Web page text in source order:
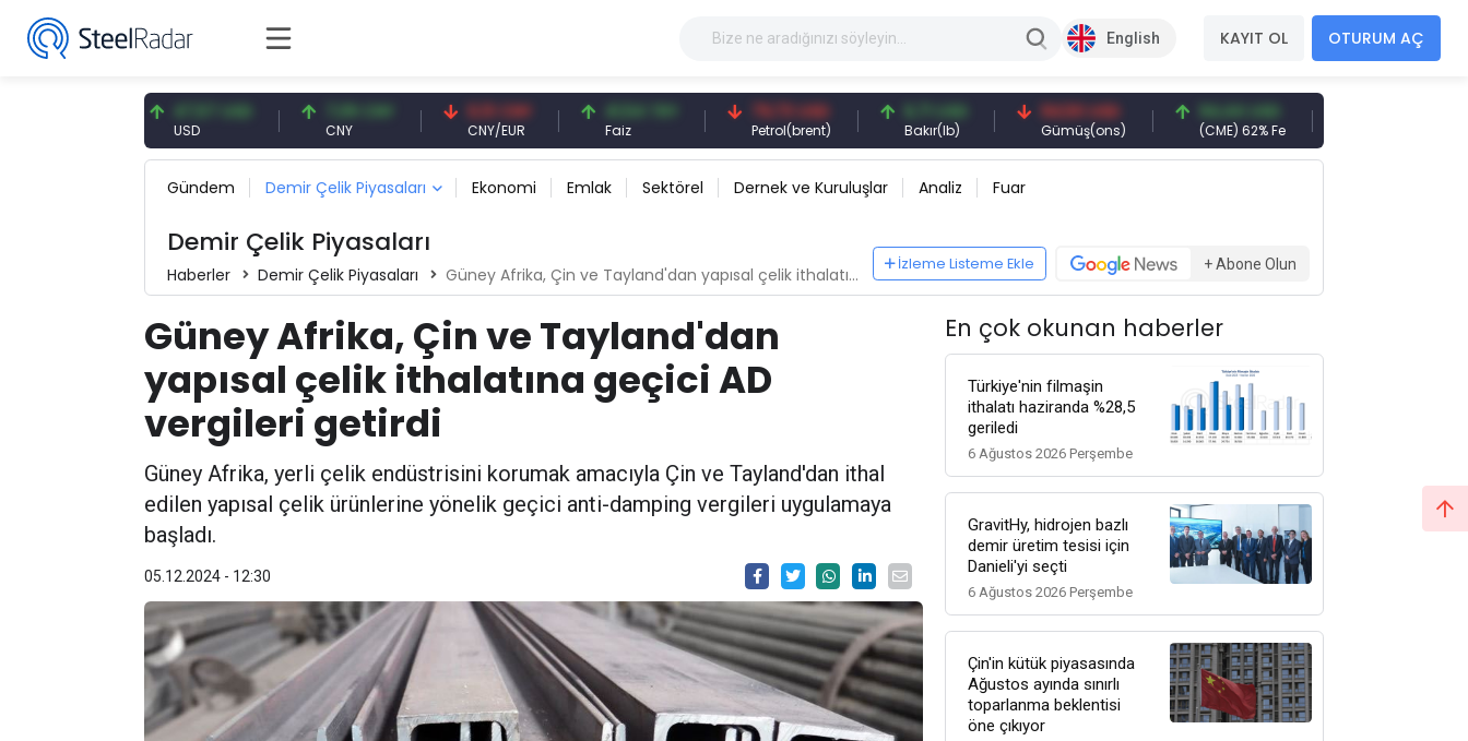
English KAYIT OL OTURUM AÇ
47,57 USD 7,09 CNY 0,13 CNY
CNY/EUR
41,54 TRY 79,73 USD
Petrol(brent)
6,71 USD
Bakır(lb)
94,50 USD
Gümüş(ons)
94,44 USD
(CME) 62% Fe
Gündem Demir Çelik Piyasaları Ekonomi Emlak Sektörel Dernek ve Kuruluşlar Analiz Fuar
Demir Çelik Piyasaları
Haberler Demir Çelik Piyasaları Güney Afrika, Çin ve Tayland'dan yapısal çelik ithalatına geçici AD vergileri getirdi
İzleme Listeme Ekle + Abone Olun
Güney Afrika, Çin ve Tayland'dan
yapısal çelik ithalatına geçici AD
vergileri getirdi
Güney Afrika, yerli çelik endüstrisini korumak amacıyla Çin ve Tayland'dan ithal
edilen yapısal çelik ürünlerine yönelik geçici anti-damping vergileri uygulamaya
başladı.
05.12.2024 - 12:30
En çok okunan haberler
Türkiye'nin filmaşin
ithalatı haziranda %28,5
geriledi
6 Ağustos 2026 Perşembe
GravitHy, hidrojen bazlı
demir üretim tesisi için
Danieli'yi seçti
6 Ağustos 2026 Perşembe
Çin'in kütük piyasasında
Ağustos ayında sınırlı
toparlanma beklentisi
öne çıkıyor